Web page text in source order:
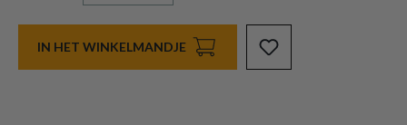
IN HET WINKELMANDJE